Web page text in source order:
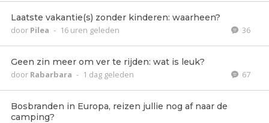
Laatste vakantie(s) zonder kinderen: waarheen?
door Pilea - 16 uren geleden 36
Geen zin meer om ver te rijden: wat is leuk?
door Rabarbara - 1 dag geleden 67
Bosbranden in Europa, reizen jullie nog af naar de
camping?